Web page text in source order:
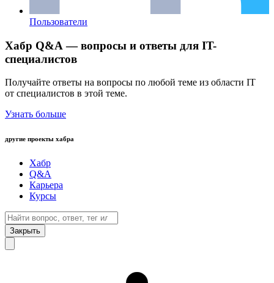
Пользователи
Хабр Q&A — вопросы и ответы для IT-
специалистов
Получайте ответы на вопросы по любой теме из области IT
от специалистов в этой теме.
Узнать больше
другие проекты хабра
Хабр
Q&A
Карьера
Курсы
Закрыть